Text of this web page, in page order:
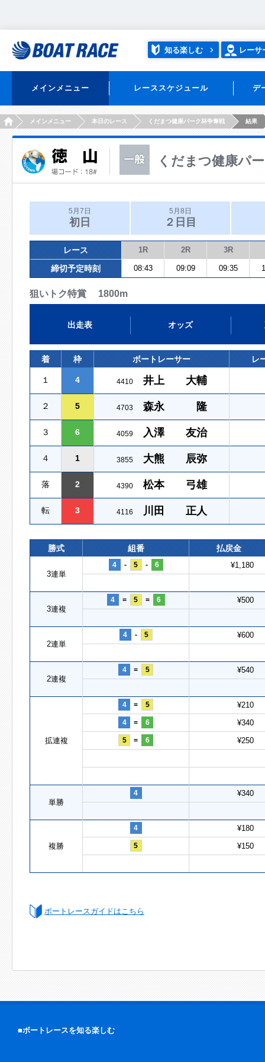
知る楽しむ レーサ
メインメニュー レーススケジュール デ
HOMEメインメニュー 本日のレース くだまつ健康パーク杯争奪戦 結果
くだまつ健康パ
5月7日
初日
5月8日
２日目
レース 1R 2R 3R
締切予定時刻 08:43 09:09 09:35
狙いトク特賞 1800m
出走表 オッズ
着 枠 ボートレーサー レ
１ 4 4410 井上 大輔
２ 5 4703 森永 隆
３ 6 4059 入澤 友治
４ 1 3855 大熊 辰弥
落 2 4390 松本 弓雄
転 3 4116 川田 正人
勝式 組番 払戻金
3連単
4 - 5 - 6 ¥1,180
3連複
4 = 5 = 6 ¥500
2連単
4 - 5 ¥600
2連複
4 = 5 ¥540
拡連複
4 = 5 ¥210
4 = 6 ¥340
5 = 6 ¥250
単勝
4 ¥340
複勝
4 ¥180
5 ¥150
ボートレースガイドはこちら
■ボートレースを知る楽しむ